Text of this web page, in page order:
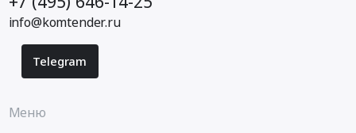
info@komtender.ru
Telegram
Меню